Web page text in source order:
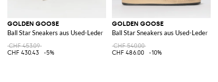
GOLDEN GOOSE
Ball Star Sneakers aus Used-Leder
CHF 453.09
CHF 430.43
-5%
GOLDEN GOOSE
Ball Star Sneakers aus Used-Leder
CHF 540.00
CHF 486.00
-10%